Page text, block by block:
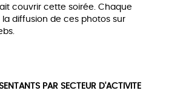
couvrir cette soirée. Chaque
diffusion de ces photos sur
PAR SECTEUR D'ACTIVITE